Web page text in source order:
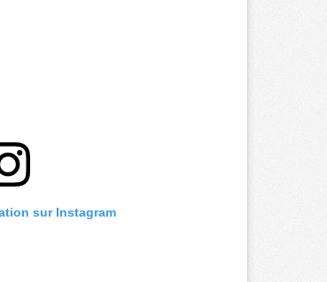
sur Instagram